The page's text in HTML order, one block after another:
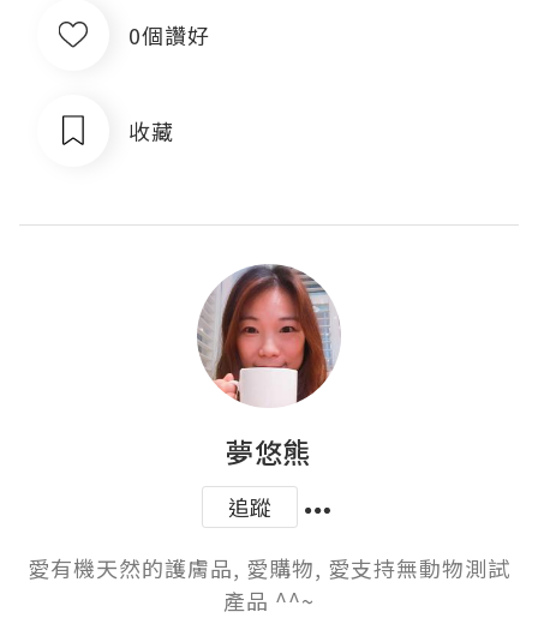
0個讚好
收藏
夢悠熊
追蹤
愛有機天然的護膚品, 愛購物, 愛支持無動物測試
產品 ^^~